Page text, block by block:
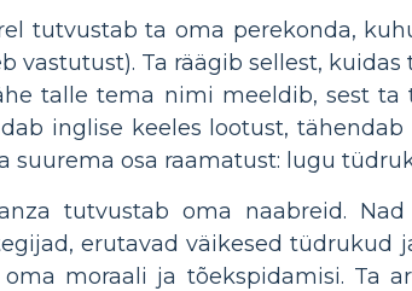
tutvustab ta oma perekonda,
vastutust). Ta räägib sellest,
talle tema nimi meeldib, sest ta
inglise keeles lootust,
suurema osa raamatust: lugu
tutvustab oma naabreid.
erutavad väikesed tüdrukud
oma moraali ja tõekspidamisi. Ta